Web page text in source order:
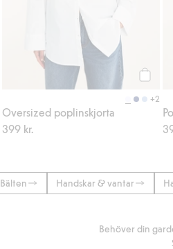
+2
Oversized poplinskjorta
399 kr.
Bälten Handskar & vantar
Behöver din